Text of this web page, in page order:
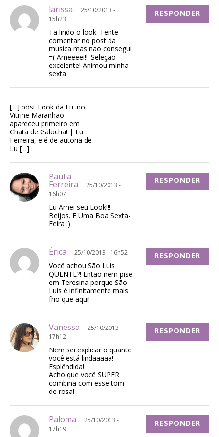
larissa
25/10/2013 -
15h23
Ta lindo o look. Tente
comentar no post da
musica mas nao consegui
=( Ameeeei!!! Seleção
excelente! Animou minha
sexta
RESPONDER
[…] post Look da Lu: no
Vitrine Maranhão
apareceu primeiro em
Chata de Galocha! | Lu
Ferreira, e é de autoria de
Lu […]
Paulla
Ferreira
25/10/2013 -
16h07
Lu Amei seu Look!!!
Beijos. E Uma Boa Sexta-
Feira :)
RESPONDER
Érica 25/10/2013 - 16h52
Você achou São Luis
QUENTE?! Então nem pise
em Teresina porque São
Luis é infinitamente mais
frio que aqui!
RESPONDER
Vanessa
25/10/2013 -
17h12
Nem sei explicar o quanto
você está lindaaaaa!
Esplêndida!
Acho que você SUPER
combina com esse tom
de rosa!
RESPONDER
Paloma
25/10/2013 -
17h19
RESPONDER